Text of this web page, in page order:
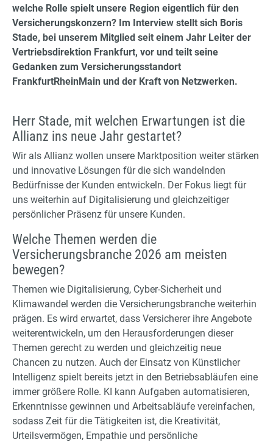
welche Rolle spielt unsere Region eigentlich für den
Versicherungskonzern? Im Interview stellt sich Boris
Stade, bei unserem Mitglied seit einem Jahr Leiter der
Vertriebsdirektion Frankfurt, vor und teilt seine
Gedanken zum Versicherungsstandort
FrankfurtRheinMain und der Kraft von Netzwerken.
Herr Stade, mit welchen Erwartungen ist die
Allianz ins neue Jahr gestartet?
Wir als Allianz wollen unsere Marktposition weiter stärken
und innovative Lösungen für die sich wandelnden
Bedürfnisse der Kunden entwickeln. Der Fokus liegt für
uns weiterhin auf Digitalisierung und gleichzeitiger
persönlicher Präsenz für unsere Kunden.
Welche Themen werden die
Versicherungsbranche 2026 am meisten
bewegen?
Themen wie Digitalisierung, Cyber-Sicherheit und
Klimawandel werden die Versicherungsbranche weiterhin
prägen. Es wird erwartet, dass Versicherer ihre Angebote
weiterentwickeln, um den Herausforderungen dieser
Themen gerecht zu werden und gleichzeitig neue
Chancen zu nutzen. Auch der Einsatz von Künstlicher
Intelligenz spielt bereits jetzt in den Betriebsabläufen eine
immer größere Rolle. KI kann Aufgaben automatisieren,
Erkenntnisse gewinnen und Arbeitsabläufe vereinfachen,
sodass Zeit für die Tätigkeiten ist, die Kreativität,
Urteilsvermögen, Empathie und persönliche